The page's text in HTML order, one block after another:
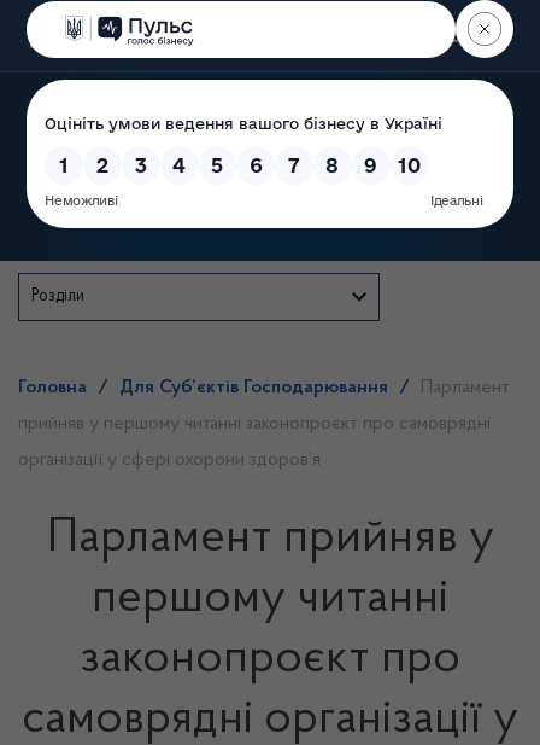
Пошук
Розділи
Головна / Для Суб’єктів Господарювання /
Парламент
прийняв у першому читанні законопроєкт про самоврядні
організації у сфері охорони здоров’я
Парламент прийняв у
першому читанні
законопроєкт про
самоврядні організації у